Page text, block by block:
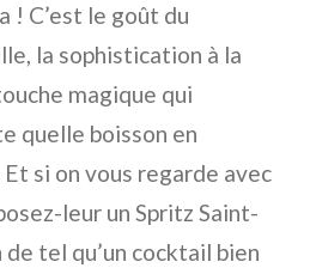
! C’est le goût du
la sophistication à la
magique qui
quelle boisson en
si on vous regarde avec
leur un Spritz Saint-
de tel qu’un cocktail bien